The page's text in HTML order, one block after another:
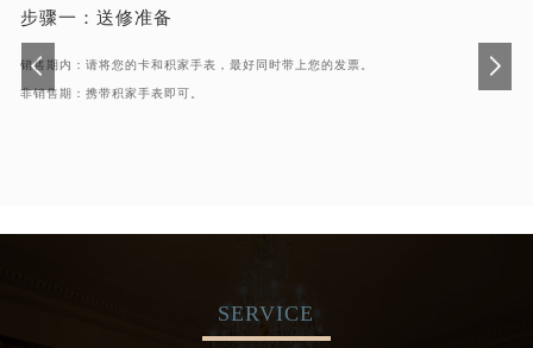
步骤一： 送修准备
销售期内：请将您的卡和积家手表，最好同时带上您的发票。
非销售期：携带积家手表即可。
SERVICE